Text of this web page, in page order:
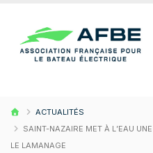
ACTUALITÉS
SAINT-NAZAIRE MET À L’EAU
LE LAMANAGE